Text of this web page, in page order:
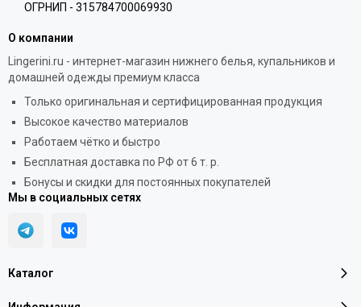
ОГРНИП - 315784700069930
Каталог
О компании
Lingerini.ru - интернет-магазин нижнего белья, купальников и
домашней одежды премиум класса
Только оригинальная и сертифицированная продукция
Высокое качество материалов
Работаем чётко и быстро
Бесплатная доставка по РФ от 6 т. р.
Бонусы и скидки для постоянных покупателей
Мы в социальных сетях